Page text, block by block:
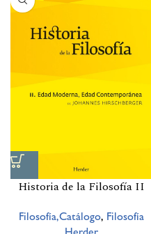
Historia de la Filosofía II
Filosofía,Catálogo, Filosofía